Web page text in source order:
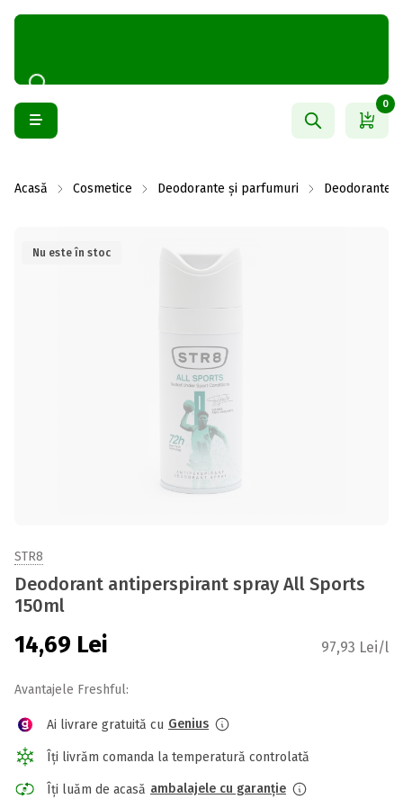
0
Acasă Cosmetice Deodorante și parfumuri Deodorante
Nu este în stoc
STR8
Deodorant antiperspirant spray All Sports
150ml
14,69 Lei 97,93 Lei/l
Avantajele Freshful:
Ai livrare gratuită cu Genius
Îți livrăm comanda la temperatură controlată
Îți luăm de acasă ambalajele cu garanție